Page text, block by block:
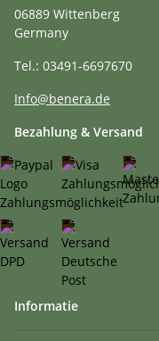
06889 Wittenberg
Germany
Tel.: 03491-6697670
Info@benera.de
Bezahlung & Versand
Informatie